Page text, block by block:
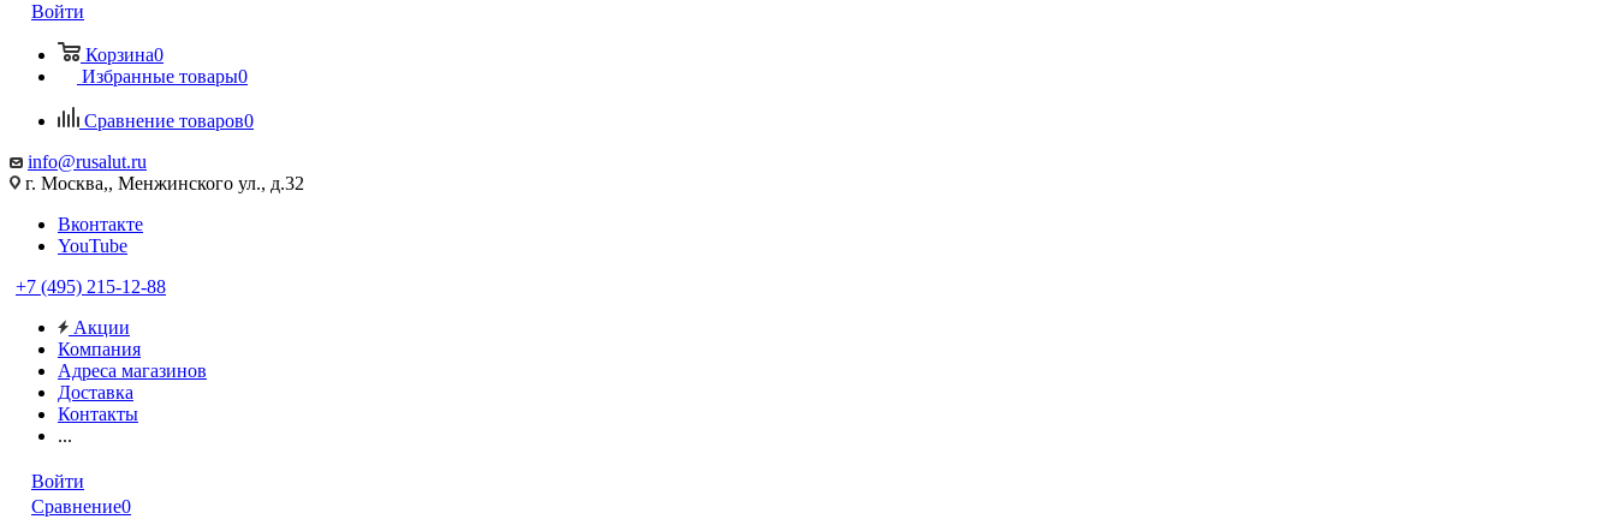
Войти
Корзина0
Избранные товары0
Сравнение товаров0
info@rusalut.ru
г. Москва,, Менжинского ул., д.32
Вконтакте
YouTube
+7 (495) 215-12-88
Акции
Компания
Адреса магазинов
Доставка
Контакты
...
Войти
Сравнение0